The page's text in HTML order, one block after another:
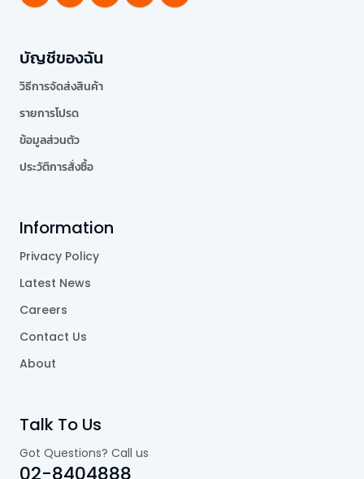
บัญชีของฉัน
วิธีการจัดส่งสินค้า
รายการโปรด
ข้อมูลส่วนตัว
ประวัติการสั่งซื้อ
Information
Privacy Policy
Latest News
Careers
Contact Us
About
Talk To Us
Got Questions? Call us
02-8404888